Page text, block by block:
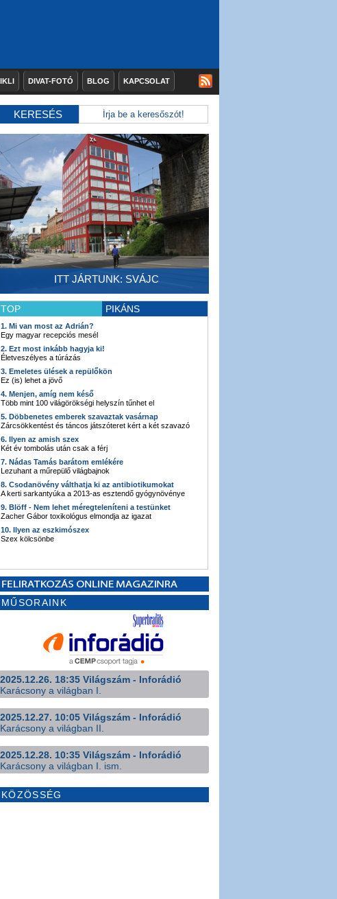
DIVAT-FOTÓ BLOG KAPCSOLAT
KERESÉS
ITT JÁRTUNK: SVÁJC
TOP PIKÁNS
1. Mi van most az Adrián?
Egy magyar recepciós mesél
2. Ezt most inkább hagyja ki!
Életveszélyes a túrázás
3. Emeletes ülések a repülőkön
Ez (is) lehet a jövő
4. Menjen, amíg nem késő
Több mint 100 világörökségi helyszín tűnhet el
5. Döbbenetes emberek szavaztak vasárnap
Zárcsökkentést és táncos játszóteret kért a két szavazó
6. Ilyen az amish szex
Két év tombolás után csak a férj
7. Nádas Tamás barátom emlékére
Lezuhant a műrepülő világbajnok
8. Csodanövény válthatja ki az antibiotikumokat
A kerti sarkantyúka a 2013-as esztendő gyógynövénye
9. Blöff - Nem lehet méregteleníteni a testünket
Zacher Gábor toxikológus elmondja az igazat
10. Ilyen az eszkimószex
Szex kölcsönbe
MŰSORAINK
2025.12.26. 18:35 Világszám - Inforádió
Karácsony a világban I.
2025.12.27. 10:05 Világszám - Inforádió
Karácsony a világban II.
2025.12.28. 10:35 Világszám - Inforádió
Karácsony a világban I. ism.
KÖZÖSSÉG